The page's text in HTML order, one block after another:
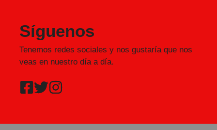
Síguenos
Tenemos redes sociales y nos gustaría que nos
veas en nuestro día a día.